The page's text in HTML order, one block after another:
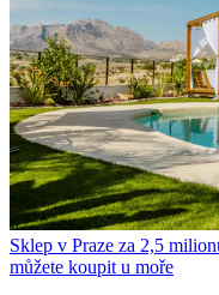
Sklep v Praze za 2,5
můžete koupit u moře